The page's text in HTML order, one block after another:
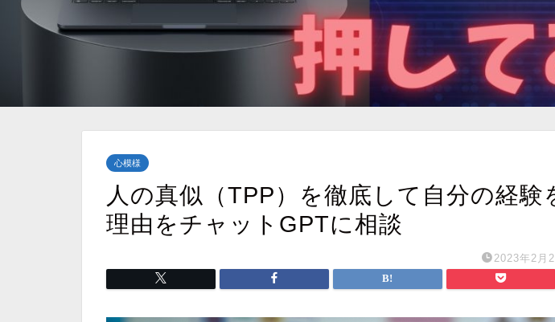
心模様
人の真似（TPP）を徹底して自分の経験
理由をチャットGPTに相談
2023年2月